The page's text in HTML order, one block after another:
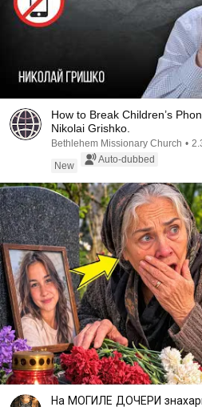
How to Break Children’s
Nikolai Grishko.
Bethlehem Missionary Church •
New
Auto-dubbed
На МОГИЛЕ ДОЧЕРИ